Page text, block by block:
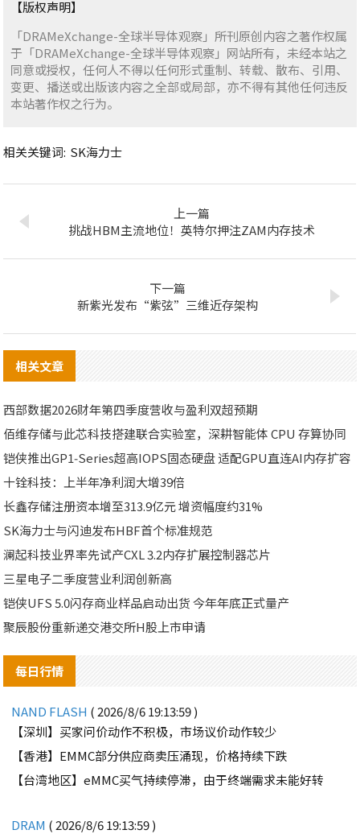
【版权声明】
「DRAMeXchange-全球半导体观察」所刊原创内容之著作权属
于「DRAMeXchange-全球半导体观察」网站所有，未经本站之
同意或授权，任何人不得以任何形式重制、转载、散布、引用、
变更、播送或出版该内容之全部或局部，亦不得有其他任何违反
本站著作权之行为。
相关关键词: SK海力士
上一篇
挑战HBM主流地位！英特尔押注ZAM内存技术
下一篇
新紫光发布“紫弦”三维近存架构
相关文章
西部数据2026财年第四季度营收与盈利双超预期
佰维存储与此芯科技搭建联合实验室，深耕智能体 CPU 存算协同
铠侠推出GP1‑Series超高IOPS固态硬盘 适配GPU直连AI内存扩容
十铨科技：上半年净利润大增39倍
长鑫存储注册资本增至313.9亿元 增资幅度约31%
SK海力士与闪迪发布HBF首个标准规范
澜起科技业界率先试产CXL 3.2内存扩展控制器芯片
三星电子二季度营业利润创新高
铠侠UFS 5.0闪存商业样品启动出货 今年年底正式量产
聚辰股份重新递交港交所H股上市申请
每日行情
NAND FLASH ( 2026/8/6 19:13:59 )
【深圳】买家问价动作不积极，市场议价动作较少
【香港】EMMC部分供应商卖压涌现，价格持续下跌
【台湾地区】eMMC买气持续停滞，由于终端需求未能好转
DRAM ( 2026/8/6 19:13:59 )